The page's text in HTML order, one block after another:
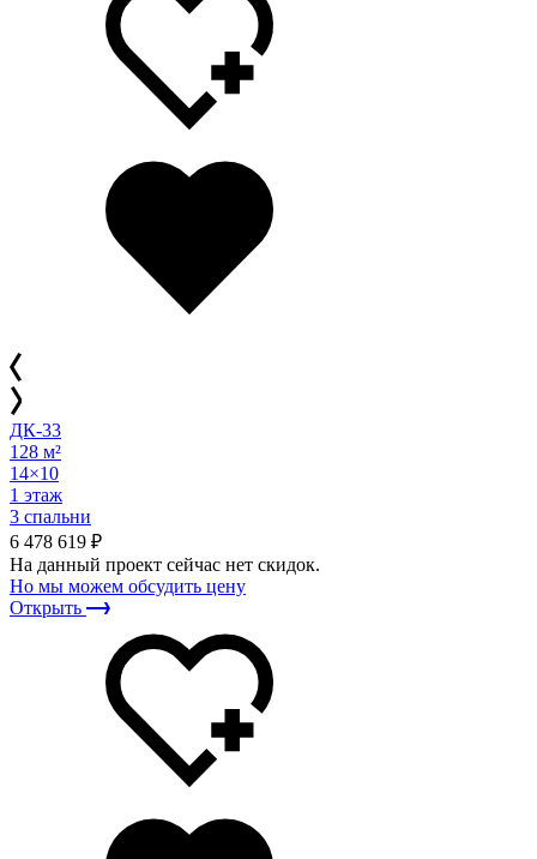
ДК-33
128 м²
14×10
1 этаж
3 спальни
6 478 619 ₽
На данный проект сейчас нет скидок.
Но мы можем обсудить цену
Открыть